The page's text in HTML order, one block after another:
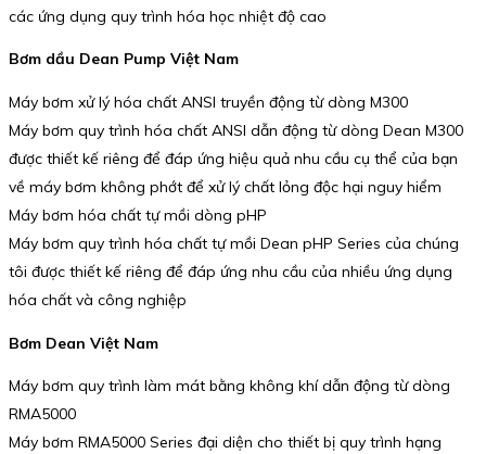
các ứng dụng quy trình hóa học nhiệt độ cao
Bơm dầu Dean Pump Việt Nam
Máy bơm xử lý hóa chất ANSI truyền động từ dòng M300
Máy bơm quy trình hóa chất ANSI dẫn động từ dòng Dean M300
được thiết kế riêng để đáp ứng hiệu quả nhu cầu cụ thể của bạn
về máy bơm không phớt để xử lý chất lỏng độc hại nguy hiểm
Máy bơm hóa chất tự mồi dòng pHP
Máy bơm quy trình hóa chất tự mồi Dean pHP Series của chúng
tôi được thiết kế riêng để đáp ứng nhu cầu của nhiều ứng dụng
hóa chất và công nghiệp
Bơm Dean Việt Nam
Máy bơm quy trình làm mát bằng không khí dẫn động từ dòng
RMA5000
Máy bơm RMA5000 Series đại diện cho thiết bị quy trình hạng